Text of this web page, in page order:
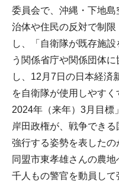
委員会で、沖縄・下地
治体や住民の反対で制
し、「自衛隊が既存施
う関係省庁や関係団体
し、12月7日の日本経済
を自衛隊が使用しやす
2024年（来年）3月目標
岸田政権が、戦争でき
強行する姿勢を表した
同盟市東孝雄さんの農
千人もの警官を動員し